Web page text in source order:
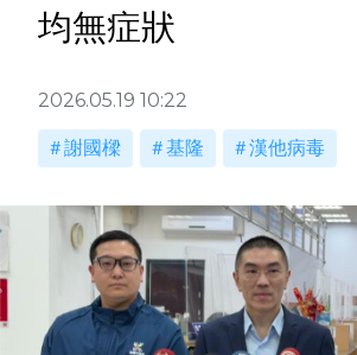
均無症狀
2026.05.19 10:22
謝國樑 基隆 漢他病毒